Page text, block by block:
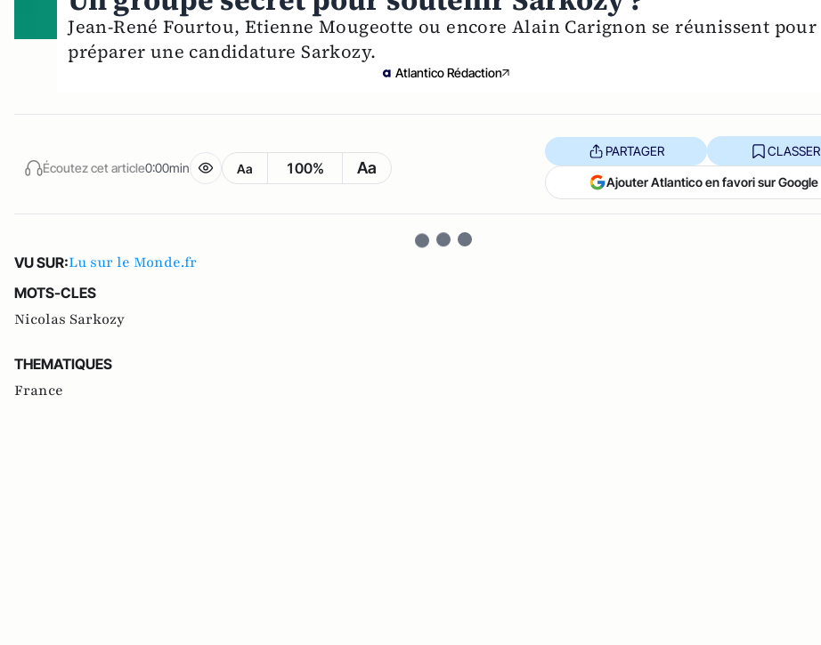
Jean-René Fourtou, Etienne Mougeotte ou encore Alain Carignon se réunissent pour
préparer une candidature Sarkozy.
Atlantico Rédaction
Écoutez cet article0:00min Aa 100% Aa
PARTAGER CLASSER
Ajouter Atlantico en favori sur Google
VU SUR:Lu sur le Monde.fr
MOTS-CLES
Nicolas Sarkozy
THEMATIQUES
France